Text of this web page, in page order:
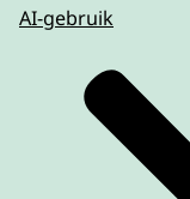
AI-gebruik